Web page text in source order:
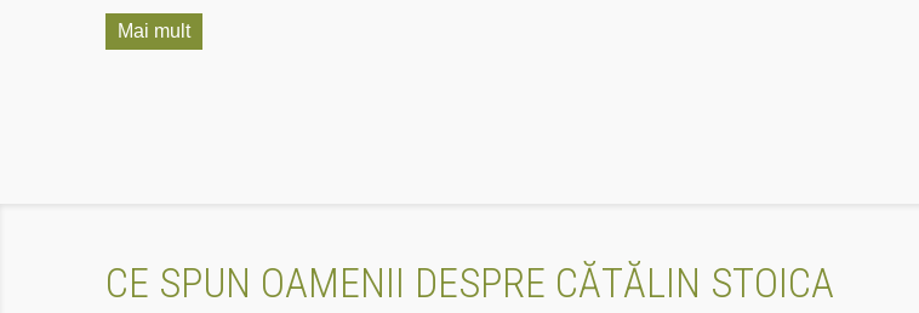
Mai mult
CE SPUN OAMENII DESPRE CĂTĂLIN STOICA